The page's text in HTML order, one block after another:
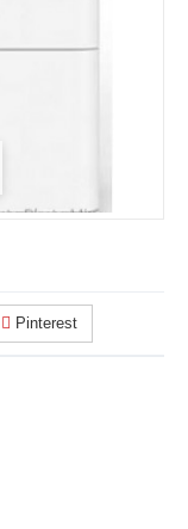
Pinterest